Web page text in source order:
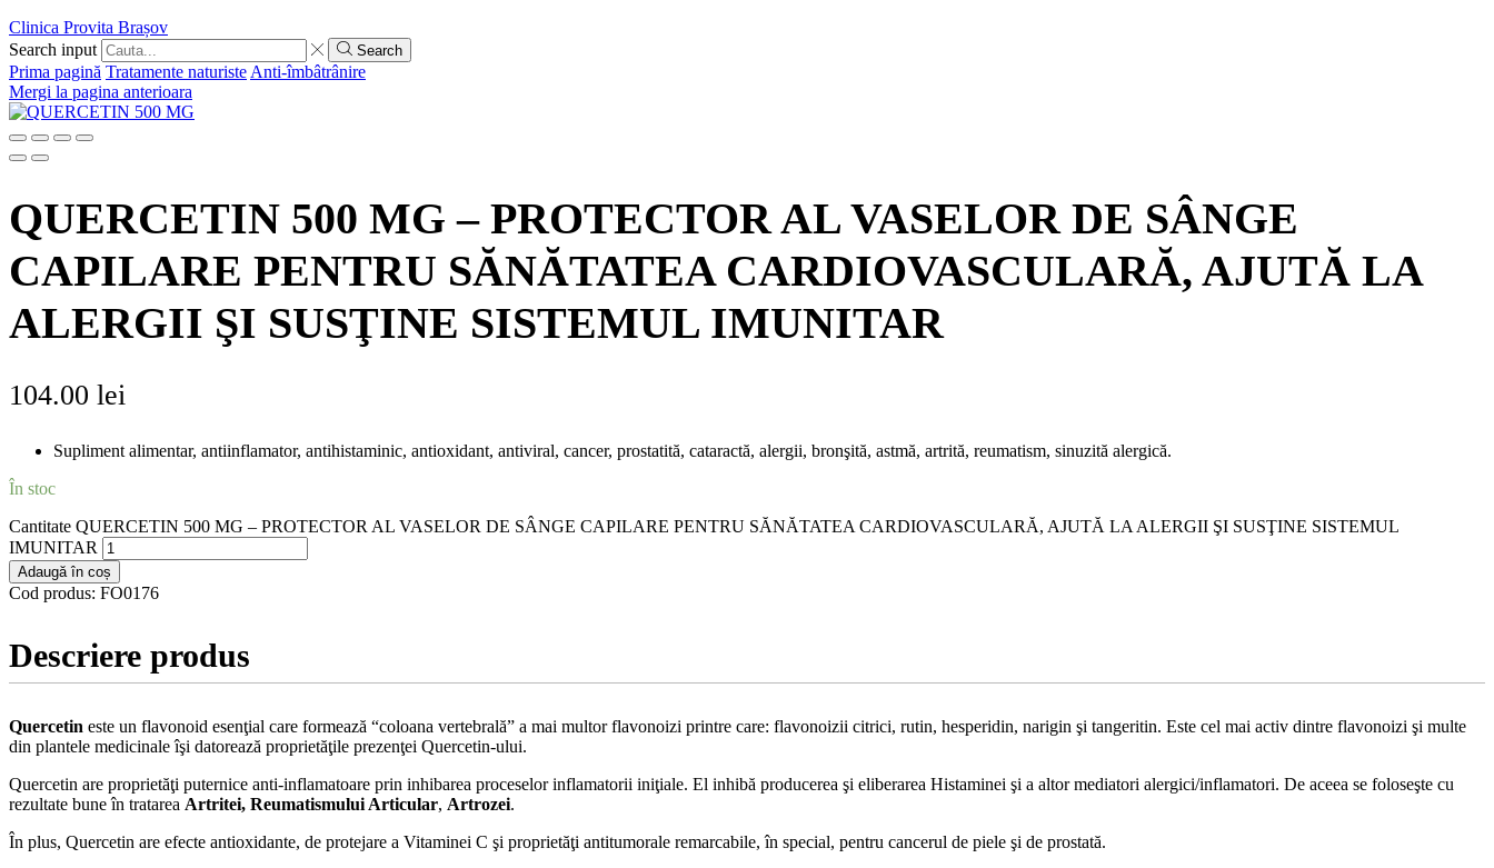
Clinica Provita Brașov
Search input
Search
Prima pagină Tratamente naturiste Anti-îmbâtrânire
Mergi la pagina anterioara
QUERCETIN 500 MG – PROTECTOR AL VASELOR DE SÂNGE
CAPILARE PENTRU SĂNĂTATEA CARDIOVASCULARĂ, AJUTĂ LA
ALERGII ŞI SUSŢINE SISTEMUL IMUNITAR
104.00 lei
Supliment alimentar, antiinflamator, antihistaminic, antioxidant, antiviral, cancer, prostatită, cataractă, alergii, bronşită, astmă, artrită, reumatism, sinuzită alergică.
În stoc
Cantitate QUERCETIN 500 MG – PROTECTOR AL VASELOR DE SÂNGE CAPILARE PENTRU SĂNĂTATEA CARDIOVASCULARĂ, AJUTĂ LA ALERGII ŞI SUSŢINE SISTEMUL
IMUNITAR
Adaugă în coș
Cod produs: FO0176
Descriere produs
Quercetin este un flavonoid esenţial care formează “coloana vertebrală” a mai multor flavonoizi printre care: flavonoizii citrici, rutin, hesperidin, narigin şi tangeritin. Este cel mai activ dintre flavonoizi şi multe
din plantele medicinale îşi datorează proprietăţile prezenţei Quercetin-ului.
Quercetin are proprietăţi puternice anti-inflamatoare prin inhibarea proceselor inflamatorii iniţiale. El inhibă producerea şi eliberarea Histaminei şi a altor mediatori alergici/inflamatori. De aceea se foloseşte cu
rezultate bune în tratarea Artritei, Reumatismului Articular, Artrozei.
În plus, Quercetin are efecte antioxidante, de protejare a Vitaminei C şi proprietăţi antitumorale remarcabile, în special, pentru cancerul de piele şi de prostată.